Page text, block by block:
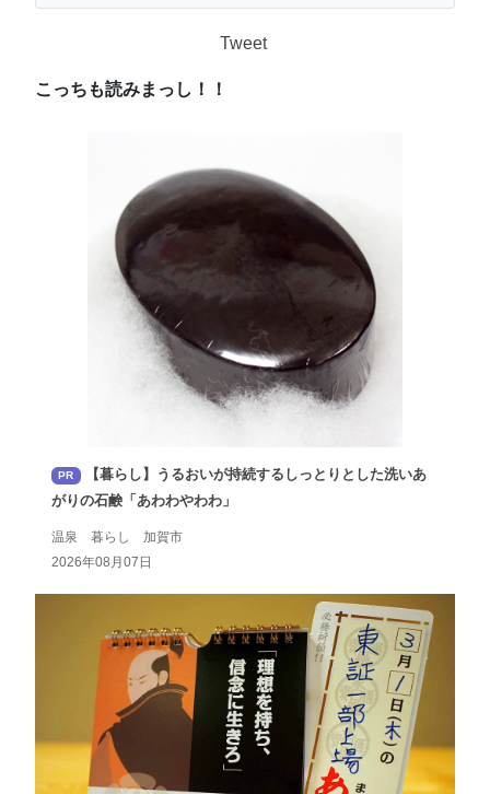
Tweet
こっちも読みまっし！！
PR
【暮らし】うるおいが持続するしっとりとした洗いあ
がりの石鹸「あわわやわわ」
温泉 暮らし 加賀市
2026年08月07日